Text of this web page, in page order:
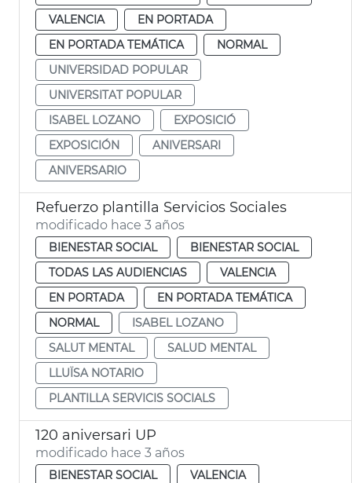
VALENCIA
EN PORTADA
EN PORTADA TEMÁTICA
NORMAL
UNIVERSIDAD POPULAR
UNIVERSITAT POPULAR
ISABEL LOZANO
EXPOSICIÓ
EXPOSICIÓN
ANIVERSARI
ANIVERSARIO
Refuerzo plantilla Servicios Sociales
modificado hace 3 años
BIENESTAR SOCIAL
BIENESTAR SOCIAL
TODAS LAS AUDIENCIAS
VALENCIA
EN PORTADA
EN PORTADA TEMÁTICA
NORMAL
ISABEL LOZANO
SALUT MENTAL
SALUD MENTAL
LLUÏSA NOTARIO
PLANTILLA SERVICIS SOCIALS
120 aniversari UP
modificado hace 3 años
BIENESTAR SOCIAL
VALENCIA